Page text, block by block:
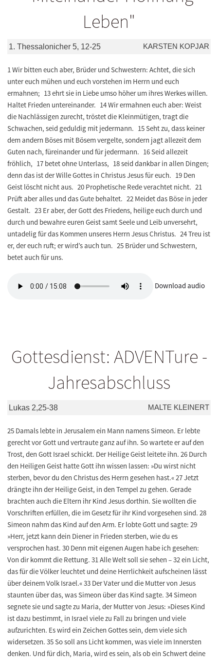
Leben"
1. Thessalonicher 5, 12-25 KARSTEN KOPJAR
1 Wir bitten euch aber, Brüder und Schwestern: Achtet, die sich
unter euch mühen und euch vorstehen im Herrn und euch
ermahnen; 13 ehrt sie in Liebe umso höher um ihres Werkes willen.
Haltet Frieden untereinander. 14 Wir ermahnen euch aber: Weist
die Nachlässigen zurecht, tröstet die Kleinmütigen, tragt die
Schwachen, seid geduldig mit jedermann. 15 Seht zu, dass keiner
dem andern Böses mit Bösem vergelte, sondern jagt allezeit dem
Guten nach, füreinander und für jedermann. 16 Seid allezeit
fröhlich, 17 betet ohne Unterlass, 18 seid dankbar in allen Dingen;
denn das ist der Wille Gottes in Christus Jesus für euch. 19 Den
Geist löscht nicht aus. 20 Prophetische Rede verachtet nicht. 21
Prüft aber alles und das Gute behaltet. 22 Meidet das Böse in jeder
Gestalt. 23 Er aber, der Gott des Friedens, heilige euch durch und
durch und bewahre euren Geist samt Seele und Leib unversehrt,
untadelig für das Kommen unseres Herrn Jesus Christus. 24 Treu ist
er, der euch ruft; er wird’s auch tun. 25 Brüder und Schwestern,
betet auch für uns.
Download audio
Gottesdienst: ADVENTure -
Jahresabschluss
Lukas 2,25-38 MALTE KLEINERT
25 Damals lebte in Jerusalem ein Mann namens Simeon. Er lebte
gerecht vor Gott und vertraute ganz auf ihn. So wartete er auf den
Trost, den Gott Israel schickt. Der Heilige Geist leitete ihn. 26 Durch
den Heiligen Geist hatte Gott ihn wissen lassen: »Du wirst nicht
sterben, bevor du den Christus des Herrn gesehen hast.« 27 Jetzt
drängte ihn der Heilige Geist, in den Tempel zu gehen. Gerade
brachten auch die Eltern ihr Kind Jesus dorthin. Sie wollten die
Vorschriften erfüllen, die im Gesetz für ihr Kind vorgesehen sind. 28
Simeon nahm das Kind auf den Arm. Er lobte Gott und sagte: 29
»Herr, jetzt kann dein Diener in Frieden sterben, wie du es
versprochen hast. 30 Denn mit eigenen Augen habe ich gesehen:
Von dir kommt die Rettung. 31 Alle Welt soll sie sehen – 32 ein Licht,
das für die Völker leuchtet und deine Herrlichkeit aufscheinen lässt
über deinem Volk Israel.« 33 Der Vater und die Mutter von Jesus
staunten über das, was Simeon über das Kind sagte. 34 Simeon
segnete sie und sagte zu Maria, der Mutter von Jesus: »Dieses Kind
ist dazu bestimmt, in Israel viele zu Fall zu bringen und viele
aufzurichten. Es wird ein Zeichen Gottes sein, dem viele sich
widersetzen. 35 So soll ans Licht kommen, was viele im Innersten
denken. Und für dich, Maria, wird es sein, als ob ein Schwert deine